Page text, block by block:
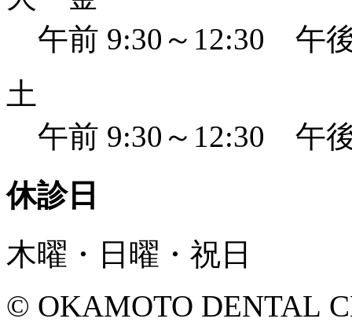
午前 9:30～12:30 午
土
午前 9:30～12:30 午
休診日
木曜・日曜・祝日
© OKAMOTO DENTAL